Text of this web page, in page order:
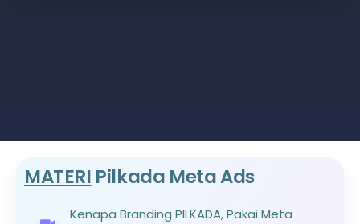
MATERI Pilkada Meta Ads
Kenapa Branding PILKADA, Pakai Meta